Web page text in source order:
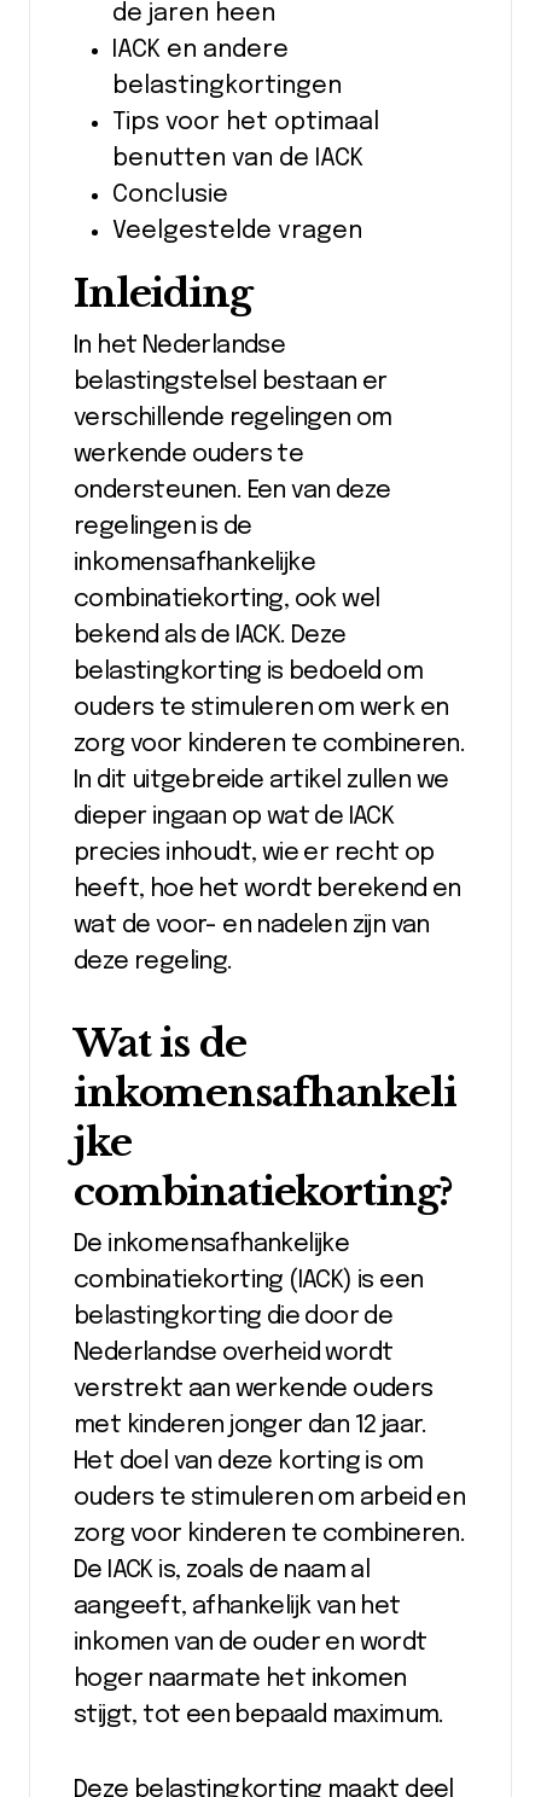
de jaren heen
IACK en andere
belastingkortingen
Tips voor het optimaal
benutten van de IACK
Conclusie
Veelgestelde vragen
Inleiding
In het Nederlandse
belastingstelsel bestaan er
verschillende regelingen om
werkende ouders te
ondersteunen. Een van deze
regelingen is de
inkomensafhankelijke
combinatiekorting, ook wel
bekend als de IACK. Deze
belastingkorting is bedoeld om
ouders te stimuleren om werk en
zorg voor kinderen te combineren.
In dit uitgebreide artikel zullen we
dieper ingaan op wat de IACK
precies inhoudt, wie er recht op
heeft, hoe het wordt berekend en
wat de voor- en nadelen zijn van
deze regeling.
Wat is de
inkomensafhankeli
jke
combinatiekorting?
De inkomensafhankelijke
combinatiekorting (IACK) is een
belastingkorting die door de
Nederlandse overheid wordt
verstrekt aan werkende ouders
met kinderen jonger dan 12 jaar.
Het doel van deze korting is om
ouders te stimuleren om arbeid en
zorg voor kinderen te combineren.
De IACK is, zoals de naam al
aangeeft, afhankelijk van het
inkomen van de ouder en wordt
hoger naarmate het inkomen
stijgt, tot een bepaald maximum.
Deze belastingkorting maakt deel